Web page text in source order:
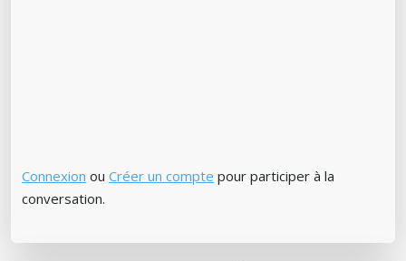
Connexion ou Créer un compte pour participer à la
conversation.